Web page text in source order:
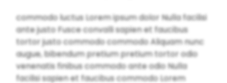
commodo luctus Lorem ipsum dolor Nulla facilisi
ante justo Fusce convalli sapien et faucibus
tortor justo commodo commodo Aliquam nunc
augue, bibendum pretium pretium tortor odio
venenatis finibus commodo ante odio Nulla
facilisi sapien et faucibus commodo Lorem